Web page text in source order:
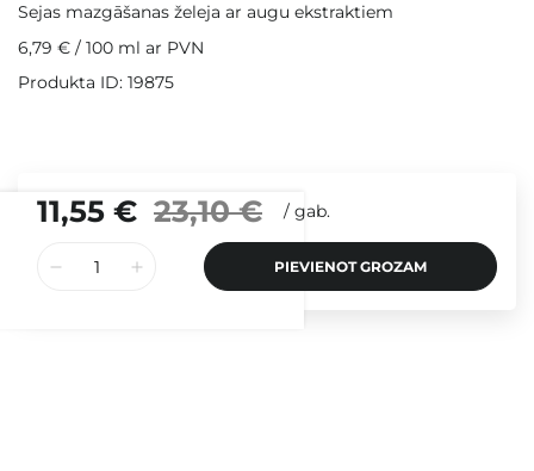
11,55 € 23,10 € / gab.
PIEVIENOT GROZAM
Sejas mazgāšanas želeja ar augu ekstraktiem
6,79 € / 100 ml ar PVN
Produkta ID: 19875